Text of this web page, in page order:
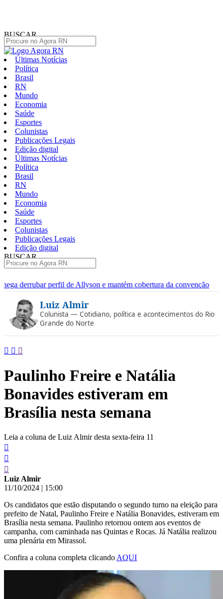
BUSCAR
Últimas Notícias
Política
Brasil
RN
Mundo
Economia
Saúde
Esportes
Colunistas
Publicações Legais
Edição digital
Últimas Notícias
Política
Brasil
RN
Mundo
Economia
Saúde
Esportes
Colunistas
Publicações Legais
Edição digital
BUSCAR
Allyson e mantém cobertura da convenção
Dupla de fugitivos
conteúdo
Luiz Almir
Colunista — Cotidiano, política e acontecimentos do Rio
Grande do Norte
Paulinho Freire e Natália
Bonavides estiveram em
Brasília nesta semana
Leia a coluna de Luiz Almir desta sexta-feira 11
Luiz Almir
11/10/2024 | 15:00
Os candidatos que estão disputando o segundo turno na eleição para
prefeito de Natal, Paulinho Freire e Natália Bonavides, estiveram em
Brasília nesta semana. Paulinho retornou ontem aos eventos de
campanha, com caminhada nas Quintas e Rocas. Já Natália realizou
uma plenária em Mirassol.
Confira a coluna completa clicando AQUI